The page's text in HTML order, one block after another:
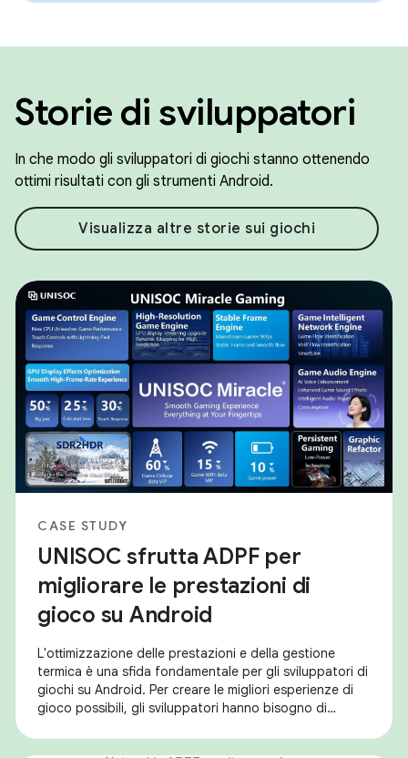
Storie di sviluppatori
In che modo gli sviluppatori di giochi stanno ottenendo
ottimi risultati con gli strumenti Android.
Visualizza altre storie sui giochi
CASE STUDY
UNISOC sfrutta ADPF per
migliorare le prestazioni di
gioco su Android
L'ottimizzazione delle prestazioni e della gestione
termica è una sfida fondamentale per gli sviluppatori di
giochi su Android. Per creare le migliori esperienze di
gioco possibili, gli sviluppatori hanno bisogno di